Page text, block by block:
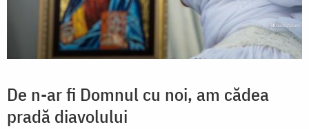
De n-ar fi Domnul cu noi, am cădea
pradă diavolului